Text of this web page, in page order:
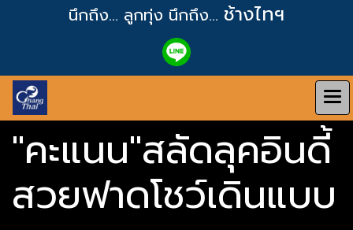
นึกถึง... ลูกทุ่ง นึกถึง... ช้างไทฯ
"คะแนน"สลัดลุคอินดี้
สวยฟาดโชว์เดินแบบ